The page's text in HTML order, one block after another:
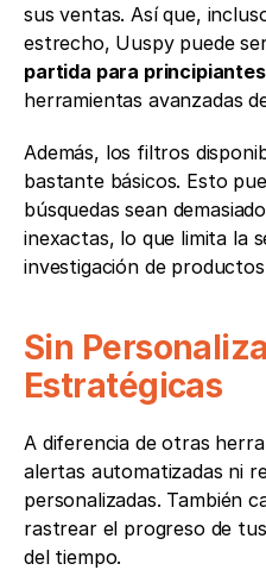
sus ventas. Así que,
estrecho, Uuspy puede
partida para principiantes
herramientas avanzadas
Además, los filtros
bastante básicos. Esto
búsquedas sean
inexactas, lo que limita la
investigación de
Sin
Estratégicas
A diferencia de otras
alertas automatizadas ni
personalizadas. También
rastrear el progreso de
del tiempo.